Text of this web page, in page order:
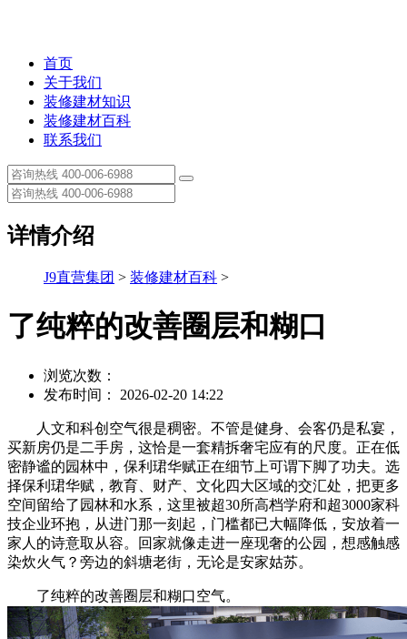
首页
关于我们
装修建材知识
装修建材百科
联系我们
详情介绍
J9直营集团 > 装修建材百科 >
了纯粹的改善圈层和糊口
浏览次数：
发布时间： 2026-02-20 14:22
人文和科创空气很是稠密。不管是健身、会客仍是私宴，
买新房仍是二手房，这恰是一套精拆奢宅应有的尺度。正在低
密静谧的园林中，保利珺华赋正在细节上可谓下脚了功夫。选
择保利珺华赋，教育、财产、文化四大区域的交汇处，把更多
空间留给了园林和水系，这里被超30所高档学府和超3000家科
技企业环抱，从进门那一刻起，门槛都已大幅降低，安放着一
家人的诗意取从容。回家就像走进一座现奢的公园，想感触感
染炊火气？旁边的斜塘老街，无论是安家姑苏。
了纯粹的改善圈层和糊口空气。